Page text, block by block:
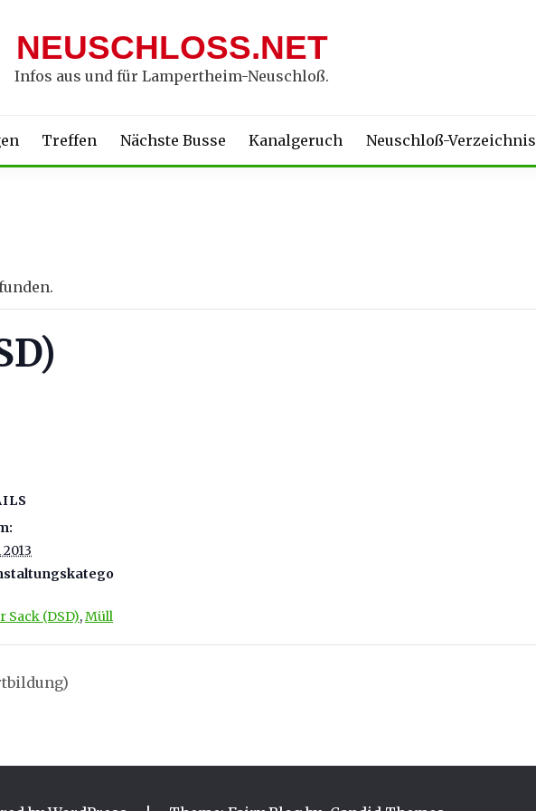
NEUSCHLOSS.NET
Infos aus und für Lampertheim-Neuschloß.
Treffen Nächste Busse Kanalgeruch Neuschloß-Verzeichnis
2013
Sack (DSD),Müll